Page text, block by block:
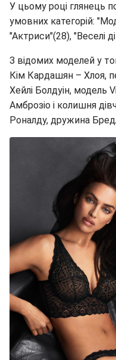
У цьому році глянець
умовних категорій:
"Актриси"(28), "Веселі
З відомих моделей у
Кім Кардашян – Хлоя,
Хейлі Болдуін, модель
Амброзіо і колишня
Роналду, дружина